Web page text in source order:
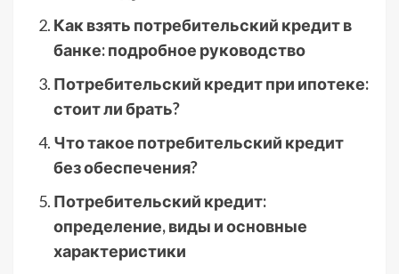
Как взять потребительский кредит в
банке: подробное руководство
Потребительский кредит при ипотеке:
стоит ли брать?
Что такое потребительский кредит
без обеспечения?
Потребительский кредит:
определение, виды и основные
характеристики